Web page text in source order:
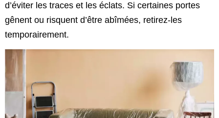
d’éviter les traces et les éclats. Si certaines portes
gênent ou risquent d’être abîmées, retirez-les
temporairement.